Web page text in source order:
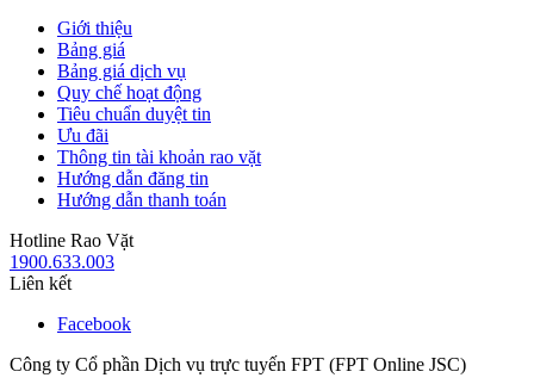
Giới thiệu
Bảng giá
Bảng giá dịch vụ
Quy chế hoạt động
Tiêu chuẩn duyệt tin
Ưu đãi
Thông tin tài khoản rao vặt
Hướng dẫn đăng tin
Hướng dẫn thanh toán
Hotline Rao Vặt
1900.633.003
Liên kết
Facebook
Công ty Cổ phần Dịch vụ trực tuyến FPT (FPT Online JSC)